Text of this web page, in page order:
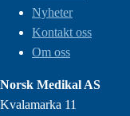
Nyheter
Kontakt oss
Om oss
Norsk Medikal AS
Kvalamarka 11